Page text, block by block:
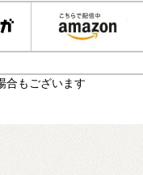
合もございます